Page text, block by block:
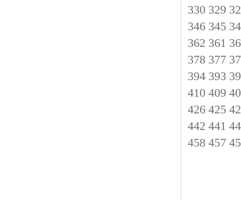
329
330
345
346
361
362
377
378
393
394
409
410
425
426
441
442
457
458